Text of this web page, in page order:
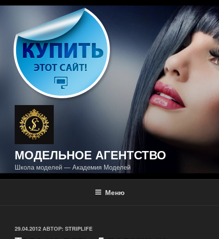
Перейти
содержимому
МОДЕЛЬНОЕ АГЕНТСТВО
Школа моделей — Академия Моделей
Меню
ОПУБЛИКОВАНО
29.04.2012 АВТОР: STRIPLIFE